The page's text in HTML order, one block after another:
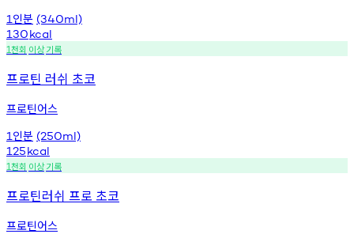
1 인분 (340ml)
130kcal
1천회 이상기록
프로틴 러쉬 초코
프로틴어스
1 인분 (250ml)
125kcal
1천회 이상기록
프로틴러쉬 프로 초코
프로틴어스